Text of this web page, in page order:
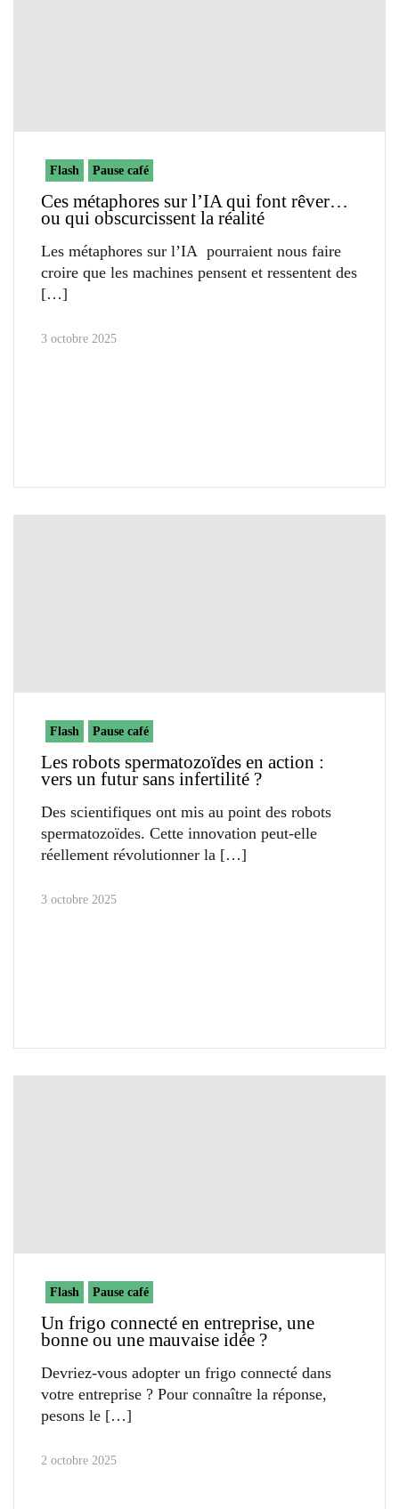
Flash Pause café
Ces métaphores sur l’IA qui font rêver…
ou qui obscurcissent la réalité
Les métaphores sur l’IA pourraient nous faire
croire que les machines pensent et ressentent des
3 octobre 2025
Flash Pause café
Les robots spermatozoïdes en action :
vers un futur sans infertilité ?
Des scientifiques ont mis au point des robots
spermatozoïdes. Cette innovation peut-elle
réellement révolutionner la
3 octobre 2025
Flash Pause café
Un frigo connecté en entreprise, une
bonne ou une mauvaise idée ?
Devriez-vous adopter un frigo connecté dans
votre entreprise ? Pour connaître la réponse,
pesons le
2 octobre 2025